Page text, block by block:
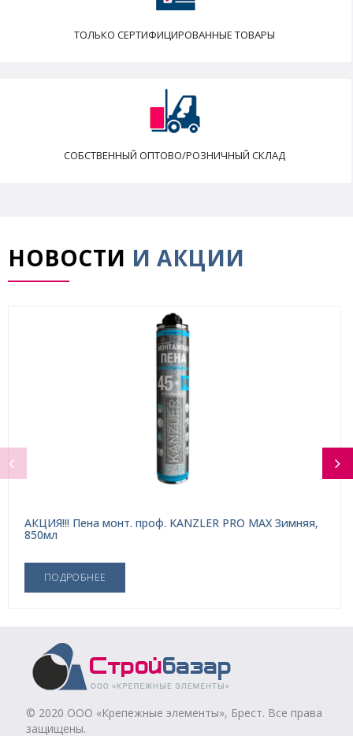
ТОЛЬКО СЕРТИФИЦИРОВАННЫЕ ТОВАРЫ
СОБСТВЕННЫЙ ОПТОВО/РОЗНИЧНЫЙ СКЛАД
НОВОСТИ И АКЦИИ
АКЦИЯ!!! Пена монт. проф. KANZLER PRO MAX Зимняя,
850мл
ПОДРОБНЕЕ
© 2020 ООО «Крепежные элементы», Брест. Все права
защищены.